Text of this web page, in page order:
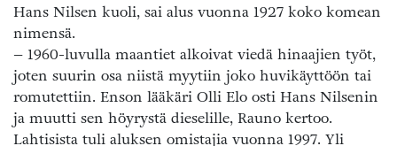
Hans Nilsen kuoli, sai alus vuonna 1927 koko komean
nimensä.
– 1960-luvulla maantiet alkoivat viedä hinaajien työt,
joten suurin osa niistä myytiin joko huvikäyttöön tai
romutettiin. Enson lääkäri Olli Elo osti Hans Nilsenin
ja muutti sen höyrystä dieselille, Rauno kertoo.
Lahtisista tuli aluksen omistajia vuonna 1997. Yli